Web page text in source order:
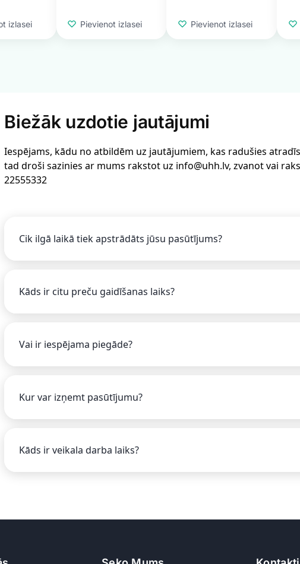
izlasei Pievienot izlasei Pievienot izlasei
Biežāk uzdotie jautājumi
Iespējams, kādu no atbildēm uz jautājumiem, kas radušies
tad droši sazinies ar mums rakstot uz info@uhh.lv, zvanot vai
22555332
Cik ilgā laikā tiek apstrādāts jūsu pasūtījums?
Kāds ir citu preču gaidīšanas laiks?
Vai ir iespējama piegāde?
Kur var izņemt pasūtījumu?
Kāds ir veikala darba laiks?